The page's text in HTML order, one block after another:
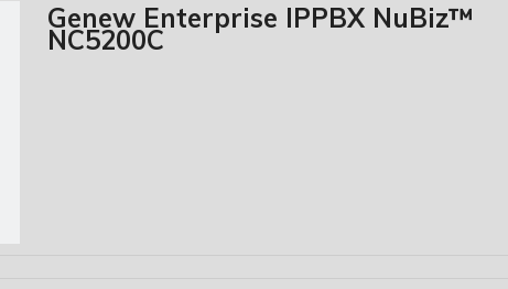
Genew Enterprise IPPBX NuBiz™
NC5200C